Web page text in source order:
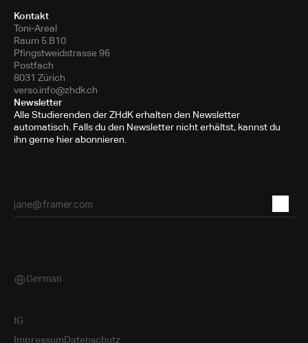
Kontakt
Toni-Areal
Raum 5.B10
Pfingstweidstrasse 96
Postfach
8031 Zürich
verso.info@zhdk.ch
Newsletter
Alle Studierenden der ZHdK erhalten den Newsletter
automatisch. Falls du den Newsletter nicht erhältst, kannst du
ihn gerne hier abonnieren.
Select Language
German
ImpressumDatenschutz
IG